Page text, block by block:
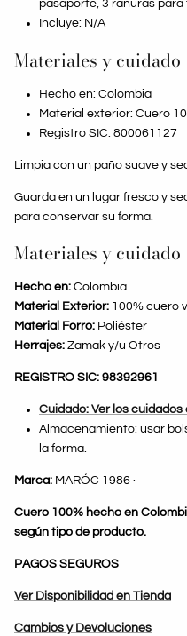
pasaporte, 3 ranuras
Incluye: N/A
Materiales y cuidado
Hecho en: Colombia
Material exterior: Cuero
Registro SIC: 800061127
Limpia con un paño suave y
Guarda en un lugar fresco y
para conservar su forma.
Materiales y cuidado
Hecho en: Colombia
Material Exterior: 100% cuero
Material Forro: Poliéster
Herrajes: Zamak y/u Otros
REGISTRO SIC: 98392961
Cuidado: Ver los cuidados
Almacenamiento: usar
la forma.
Marca: MARÓC 1986 ·
Cuero 100% hecho en
según tipo de producto.
PAGOS SEGUROS
Ver Disponibilidad en Tienda
Cambios y Devoluciones